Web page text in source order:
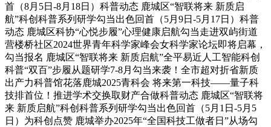
首（8月5日-8月18日）科普动态 鹿城区“智联将来 新质启
航”科创科普系列研学勾当出色回首（5月9日-5月17日）科普
动态 鹿城区科协“心悦步履”心理健康启航勾当走进双屿街道
营楼桥社区2024世界青年科学家峰会女科学家论坛即将启幕，
勾当报名 鹿城区“智联将来 新质启航”全平易近人工智能科创
科普“双百”步履从题研学7-8月勾当来袭！全市超对折省新质
出产力科普馆花落鹿城2025青科会 将来第一科技——量子科
技排首位！推进学术交换取财产合做科普动态 鹿城区“智联将
来 新质启航”科创科普系列研学勾当出色回首（5月1日-5月5
日）为科创点赞 鹿城举办2025年“全国科技工做者日”从场勾